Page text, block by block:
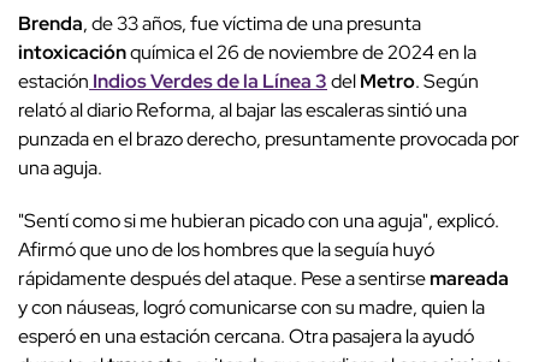
Brenda, de 33 años, fue víctima de una presunta
intoxicaciónquímica el 26 de noviembre de 2024 en la
estación Indios Verdes de la Línea 3delMetro. Según
relató al diario Reforma, al bajar las escaleras sintió una
punzada en el brazo derecho, presuntamente provocada por
una aguja.
"Sentí como si me hubieran picado con una aguja", explicó.
Afirmó que uno de los hombres que la seguía huyó
rápidamente después del ataque. Pese a sentirsemareada
y con náuseas, logró comunicarse con su madre, quien la
esperó en una estación cercana. Otra pasajera la ayudó